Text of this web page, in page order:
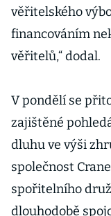
věřitelského
financováním
věřitelů,“ dodal.
V pondělí se
zajištěné
dluhu ve výši
společnost
spořitelního
dlouhodobě